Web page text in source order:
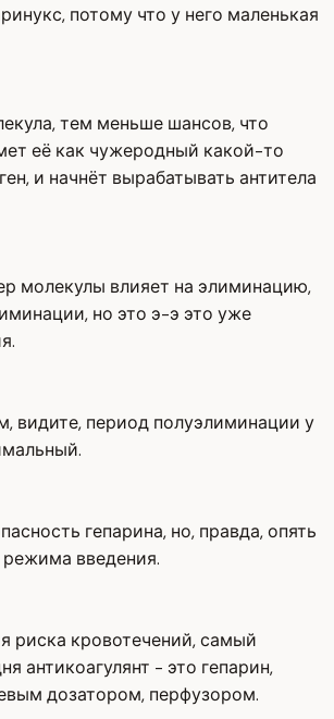
потому что у него маленькая
тем меньше шансов, что
её как чужеродный какой-то
и начнёт вырабатывать антитела
молекулы влияет на элиминацию,
но это э-э это уже
видите, период полуэлиминации у
гепарина, но, правда, опять
режима введения.
риска кровотечений, самый
антикоагулянт - это гепарин,
дозатором, перфузором.